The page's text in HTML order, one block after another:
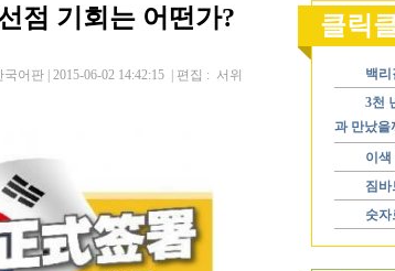
점 기회는 어떤가?
어판 | 2015-06-02 14:42:15 | 편집 : 서위